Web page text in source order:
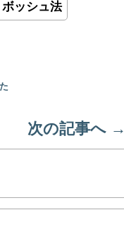
ッシュ法
次の記事へ →